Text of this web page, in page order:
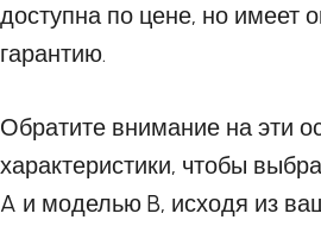
доступна по цене, но имеет
гарантию.
Обратите внимание на эти
характеристики, чтобы
A и моделью B, исходя из